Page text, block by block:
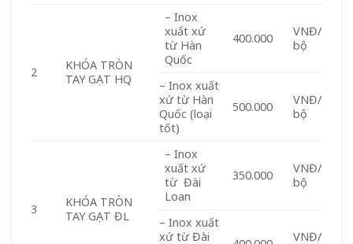
2
KHÓA TRÒN
TAY GẠT HQ
– Inox
xuất xứ
từ Hàn
Quốc
400.000
VNĐ/
bộ
– Inox xuất
xứ từ Hàn
Quốc (loại
tốt)
500.000
VNĐ/
bộ
3
KHÓA TRÒN
TAY GẠT ĐL
– Inox
xuất xứ
từ Đài
Loan
350.000
VNĐ/
bộ
– Inox xuất
xứ từ Đài
VNĐ/